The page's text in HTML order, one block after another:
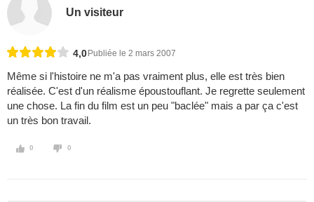
Un visiteur
4,0 Publiée le 2 mars 2007
Même si l'histoire ne m'a pas vraiment plus, elle est très bien
réalisée. C'est d'un réalisme époustouflant. Je regrette seulement
une chose. La fin du film est un peu "baclée" mais a par ça c'est
un très bon travail.
0 0